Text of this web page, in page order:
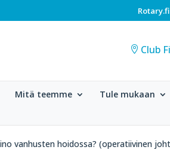
Rotary.fi
Club
Mitä teemme Tule mukaan
vanhusten hoidossa? (operatiivinen